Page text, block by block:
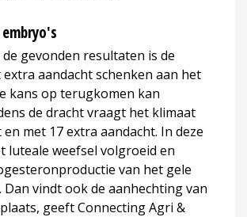
gevonden resultaten is de
extra aandacht schenken aan het
kans op terugkomen kan
de dracht vraagt het klimaat
met 17 extra aandacht. In deze
luteale weefsel volgroeid en
van het gele
Dan vindt ook de aanhechting van
geeft Connecting Agri &